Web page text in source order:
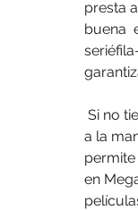
presta
buena
a la
en